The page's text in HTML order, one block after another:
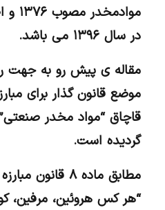
در سال ۱۳۹۶ می باشد.
مقاله ی پیش رو به جهت
موضع قانون گذار برای
قاچاق “مواد مخدر
گردیده است.
مطابق ماده ۸
“هر کس هروئین، مرفین،